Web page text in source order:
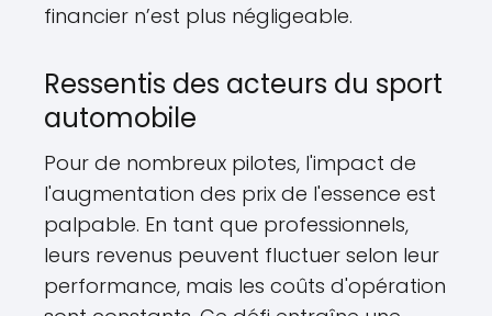
financier n’est plus négligeable.
Ressentis des acteurs du sport
automobile
Pour de nombreux pilotes, l'impact de
l'augmentation des prix de l'essence est
palpable. En tant que professionnels,
leurs revenus peuvent fluctuer selon leur
performance, mais les coûts d'opération